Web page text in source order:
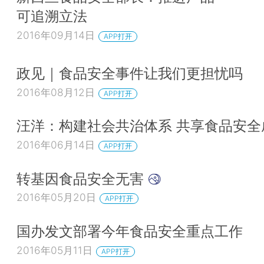
可追溯立法
2016年09月14日 APP打开
政见｜食品安全事件让我们更担忧吗
2016年08月12日 APP打开
汪洋：构建社会共治体系 共享食品安
2016年06月14日 APP打开
转基因食品安全无害
2016年05月20日 APP打开
国办发文部署今年食品安全重点工作
2016年05月11日 APP打开